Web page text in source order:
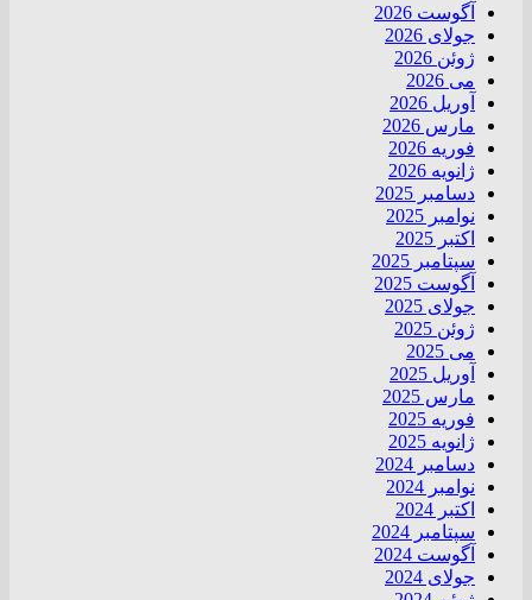
آگوست 2026
جولای 2026
ژوئن 2026
می 2026
آوریل 2026
مارس 2026
فوریه 2026
ژانویه 2026
دسامبر 2025
نوامبر 2025
اکتبر 2025
سپتامبر 2025
آگوست 2025
جولای 2025
ژوئن 2025
می 2025
آوریل 2025
مارس 2025
فوریه 2025
ژانویه 2025
دسامبر 2024
نوامبر 2024
اکتبر 2024
سپتامبر 2024
آگوست 2024
جولای 2024